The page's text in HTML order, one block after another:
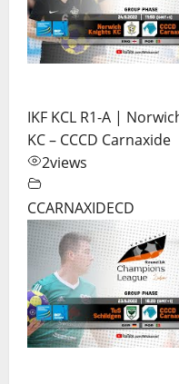
IKF KCL R1-A |
KC – CCCD Carnaxide
2views
CCARNAXIDECD